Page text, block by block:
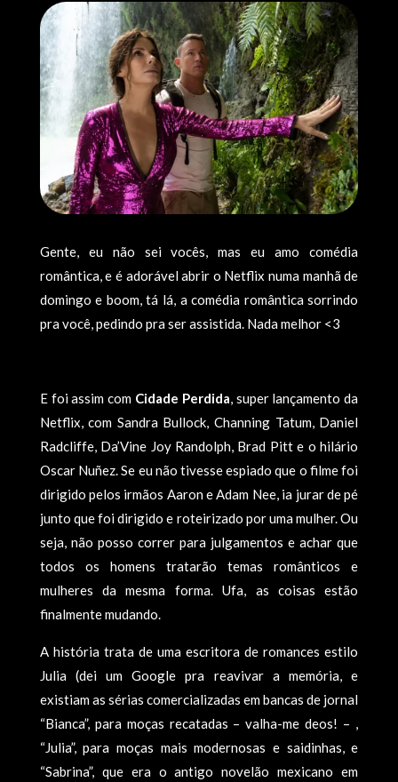
Gente, eu não sei vocês, mas eu amo comédia
romântica, e é adorável abrir o Netflix numa manhã de
domingo e boom, tá lá, a comédia romântica sorrindo
pra você, pedindo pra ser assistida. Nada melhor <3
E foi assim com Cidade Perdida, super lançamento da
Netflix, com Sandra Bullock, Channing Tatum, Daniel
Radcliffe, Da’Vine Joy Randolph, Brad Pitt e o hilário
Oscar Nuñez. Se eu não tivesse espiado que o filme foi
dirigido pelos irmãos Aaron e Adam Nee, ia jurar de pé
junto que foi dirigido e roteirizado por uma mulher. Ou
seja, não posso correr para julgamentos e achar que
todos os homens tratarão temas românticos e
mulheres da mesma forma. Ufa, as coisas estão
finalmente mudando.
A história trata de uma escritora de romances estilo
Julia (dei um Google pra reavivar a memória, e
existiam as sérias comercializadas em bancas de jornal
“Bianca”, para moças recatadas – valha-me deos! – ,
“Julia”, para moças mais modernosas e saidinhas, e
“Sabrina”, que era o antigo novelão mexicano em